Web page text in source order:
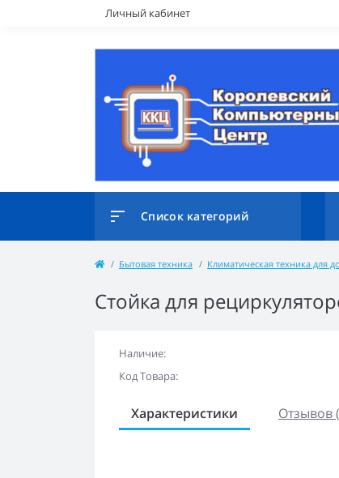
Личный кабинет
Список категорий
Бытовая техника Климатическая техника для
Стойка для
Наличие:
Код Товара:
Характеристики Отзывов